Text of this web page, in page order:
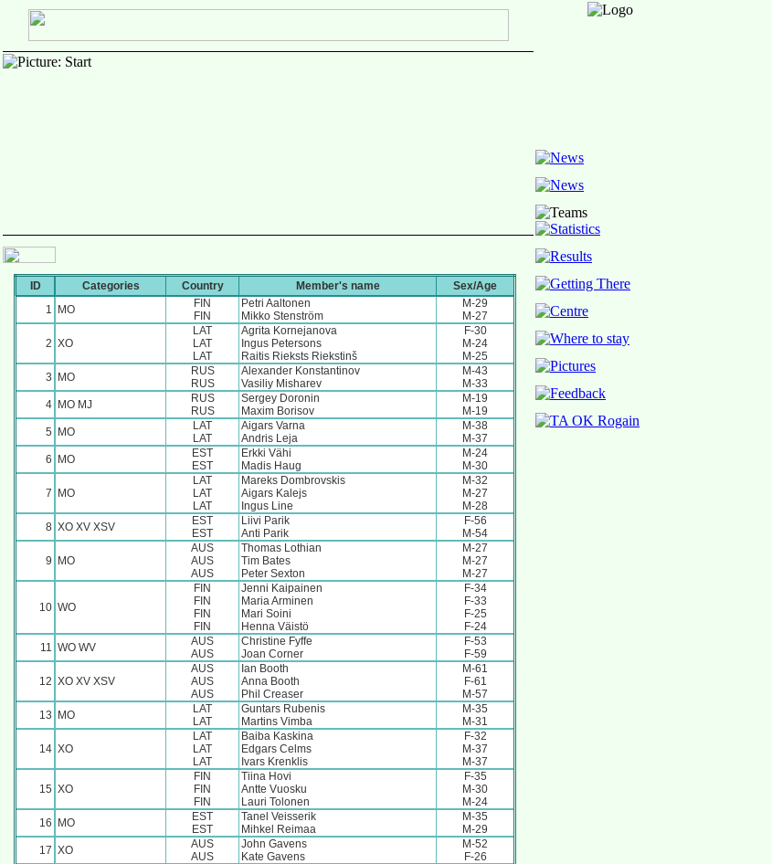
ID Categories Country Member's name
Sex/Age
1
MO FIN Petri Aaltonen
M-29
FIN
Mikko Stenström M-27
2 XO
LAT Agrita Kornejanova
F-30
LAT
Ingus Petersons
M-24
LAT
Raitis Rieksts Riekstinš
M-25
3
MO RUS Alexander Konstantinov
M-43
RUS
Vasiliy Misharev
M-33
4 MO MJ RUS Sergey Doronin
M-19
RUS
Maxim Borisov
M-19
5
MO LAT Aigars Varna
M-38
LAT
Andris Leja
M-37
6
MO EST Erkki Vähi
M-24
EST
Madis Haug M-30
7 MO
LAT Mareks Dombrovskis
M-32
LAT
Aigars Kalejs
M-27
LAT
Ingus Line
M-28
8 XO XV XSV EST Liivi Parik
F-56
EST
Anti Parik M-54
9 MO
AUS Thomas Lothian
M-27
AUS
Tim Bates
M-27
AUS
Peter Sexton M-27
10 WO
FIN Jenni Kaipainen
F-34
FIN
Maria Arminen
F-33
FIN
Mari Soini
F-25
FIN
Henna Väistö
F-24
11 WO WV AUS Christine Fyffe
F-53
AUS
Joan Corner F-59
12 XO XV XSV
AUS Ian Booth
M-61
AUS
Anna Booth
F-61
AUS
Phil Creaser
M-57
13
MO LAT Guntars Rubenis
M-35
LAT
Martins Vimba M-31
14 XO
LAT Baiba Kaskina
F-32
LAT
Edgars Celms
M-37
LAT
Ivars Krenklis M-37
15 XO
FIN Tiina Hovi
F-35
FIN
Antte Vuosku
M-30
FIN
Lauri Tolonen
M-24
16
MO EST Tanel Veisserik
M-35
EST
Mihkel Reimaa
M-29
17 XO AUS John Gavens
M-52
AUS
Kate Gavens
F-26